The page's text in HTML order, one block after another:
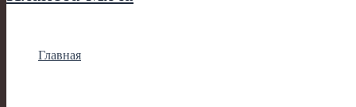
Главная